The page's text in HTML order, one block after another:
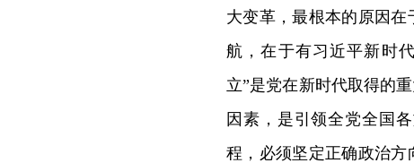
大变革，最根本的原因
航，在于有习近平新时
立”是党在新时代取得的
因素，是引领全党全国
程，必须坚定正确政治